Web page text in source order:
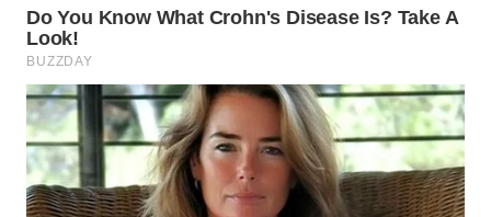
WN
PURWAKARTA
WN
PRIANGAN
TIMUR
WN